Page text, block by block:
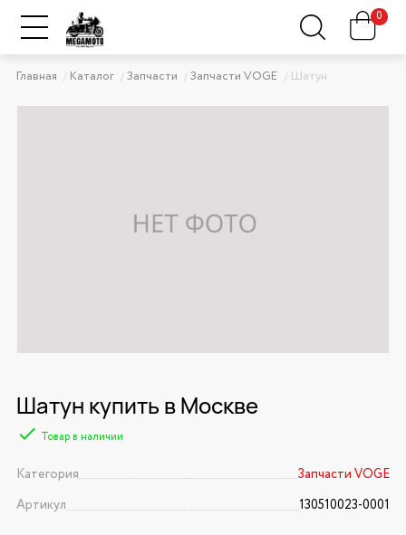
0
Главная Каталог Запчасти Запчасти VOGE Шатун
Шатун купить в Москве
Товар в наличии
Категория
Запчасти VOGE
Артикул
130510023-0001